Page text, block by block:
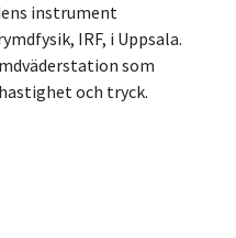
instrument
IRF, i Uppsala.
som
och tryck.